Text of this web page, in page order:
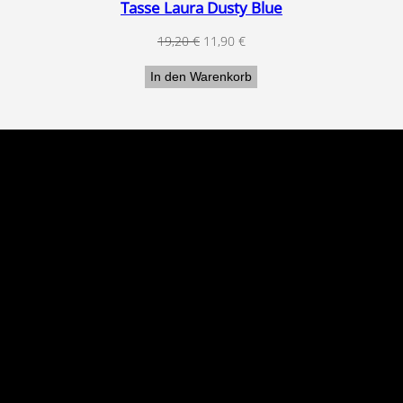
Tasse Laura Dusty Blue
19,20€ Ursprünglicher
war:
11,90 €Aktueller
ist:
In den Warenkorb